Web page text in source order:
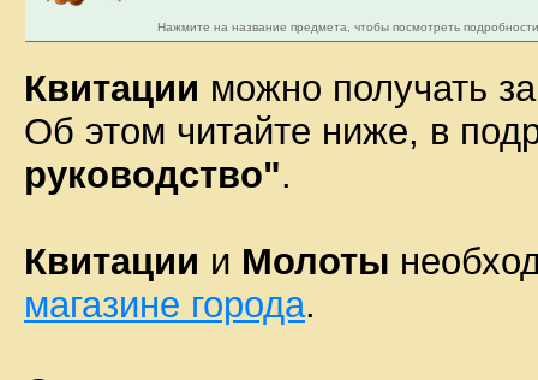
Нажмите на название предмета, чтобы посмотреть
Квитации можно получать
Об этом читайте ниже, в
руководство".
Квитации и Молоты
магазине города.